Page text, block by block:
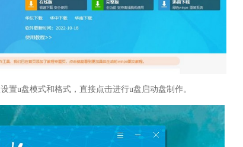
置u盘模式和格式，直接点击进行u盘启动盘制作。